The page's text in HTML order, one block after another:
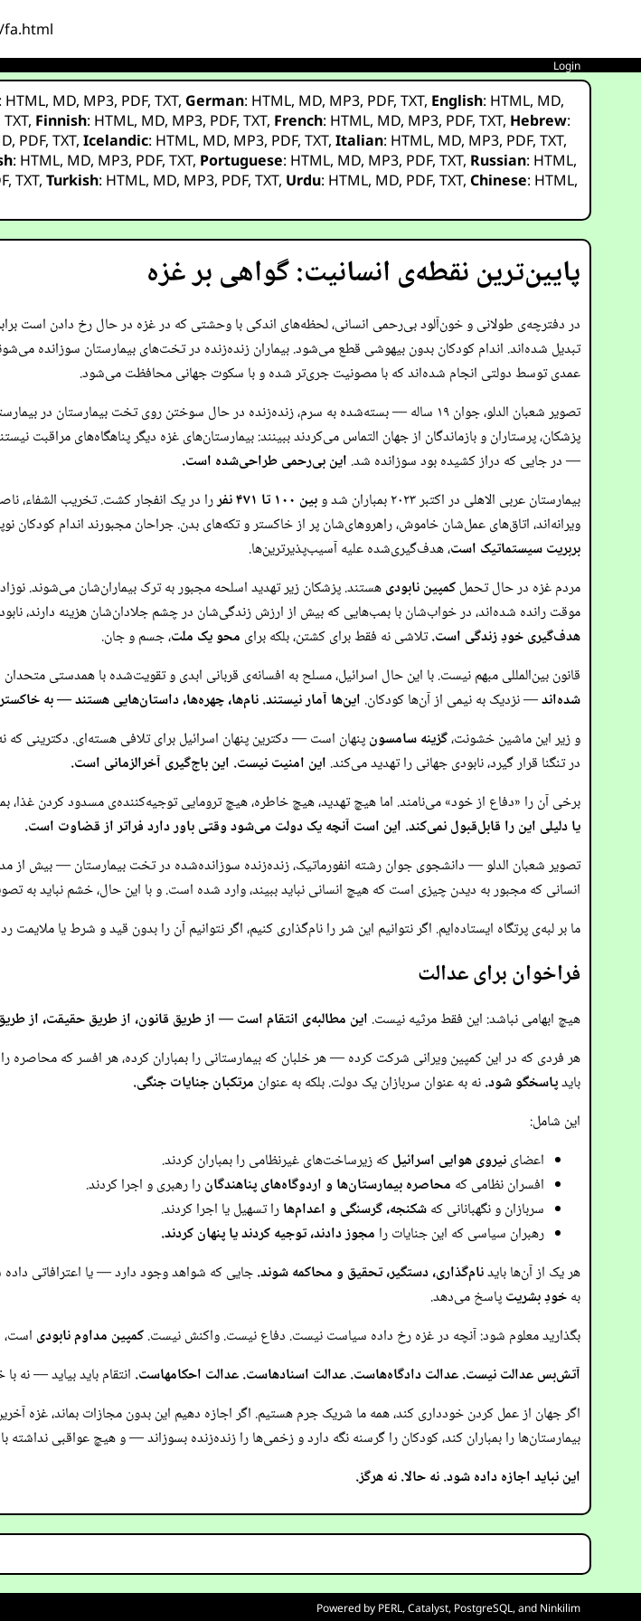
fa.html
Login
: HTML, MD, MP3, PDF,TXT, German: HTML, MD, MP3, PDF,TXT, English: HTML, MD,
TXT, Finnish: HTML, MD, MP3, PDF,TXT, French: HTML, MD, MP3, PDF,TXT, Hebrew:
, PDF,TXT,Icelandic: HTML, MD, MP3, PDF,TXT,Italian: HTML, MD, MP3, PDF,TXT,
: HTML, MD, MP3, PDF,TXT, Portuguese: HTML, MD, MP3, PDF,TXT, Russian: HTML,
,TXT,Turkish: HTML, MD, MP3, PDF,TXT, Urdu: HTML, MD, PDF,TXT,Chinese: HTML,
پایین‌ترین نقطه‌ی انسانیت: گواهی بر غزه
در دفترچه‌ی طولانی و خون‌آلود بی‌رحمی انسانی، لحظه‌های اندکی با وحشتی که در غزه در حال رخ دادن است
تبدیل شده‌اند. اندام کودکان بدون بیهوشی قطع می‌شود. بیماران زنده‌زنده در تخت‌های بیمارستان سوزانده
عمدی توسط دولتی انجام شده‌اند که با مصونیت جری‌تر شده و با سکوت جهانی محافظت می‌شود.
تصویر شعبان الدلو، جوان ۱۹ ساله — بسته‌شده به سرم، زنده‌زنده در حال سوختن روی تخت بیمارستان در بیمارستان شهدای الاقصی — استثنا نیست.
پزشکان، پرستاران و بازماندگان از جهان التماس می‌کردند ببینند: بیمارستان‌های غزه دیگر پناهگاه‌های مراقبت
— در جایی که دراز کشیده بود سوزانده شد. این بی‌رحمی طراحی‌شده است.
بیمارستان عربی الاهلی در اکتبر ۲۰۲۳ بمباران شد و
بین ۱۰۰ تا ۴۷۱ نفر
را در یک انفجار کشت. تخریب الشفاء،
ویرانه‌اند، اتاق‌های عمل‌شان خاموش، راهروهای‌شان پر از خاکستر و تکه‌های بدن. جراحان مجبورند اندام کودکان
بربریت سیستماتیک است، هدف‌گیری‌شده علیه آسیب‌پذیرترین‌ها.
مردم غزه در حال تحملکمپین نابودیهستند. پزشکان زیر تهدید اسلحه مجبور به ترک بیماران‌شان می‌شوند.
موقت رانده شده‌اند، در خواب‌شان با بمب‌هایی که بیش از ارزش زندگی‌شان در چشم جلادان‌شان هزینه دارند،
هدف‌گیری خودِ زندگی است.تلاشی نه فقط برای کشتن، بلکه برای محو یک ملت، جسم و جان.
قانون بین‌المللی مبهم نیست. با این حال اسرائیل، مسلح به افسانه‌ی قربانی ابدی و تقویت‌شده با همدستی متحدان
شده‌اند— نزدیک به نیمی از آن‌ها کودکان. این‌ها آمار نیستند. نام‌ها، چهره‌ها، داستان‌هایی هستند — به
و زیر این ماشین خشونت،گزینه سامسونپنهان است — دکترین پنهان اسرائیل برای تلافی هسته‌ای. دکترینی که
در تنگنا قرار گیرد، نابودی جهانی را تهدید می‌کند. این امنیت نیست. این باج‌گیری آخرالزمانی است.
برخی آن را «دفاع از خود» می‌نامند. اما هیچ تهدید، هیچ خاطره، هیچ ترومایی توجیه‌کننده‌ی مسدود کردن غذا،
یا دلیلی این را قابل‌قبول نمی‌کند. این است آنچه یک دولت می‌شود وقتی باور دارد فراتر از قضاوت است.
تصویر شعبان الدلو — دانشجوی جوان رشته انفورماتیک، زنده‌زنده سوزانده‌شده در تخت بیمارستان — بیش
انسانی که مجبور به دیدن چیزی است که هیچ انسانی نباید ببیند، وارد شده است. و با این حال، خشم نباید به
ما بر لبه‌ی پرتگاه ایستاده‌ایم. اگر نتوانیم این شر را نام‌گذاری کنیم، اگر نتوانیم آن را بدون قید و شرط یا
فراخوان برای عدالت
هیچ ابهامی نباشد: این فقط مرثیه نیست. این مطالبه‌ی انتقام است — از طریق قانون، از طریق حقیقت، از
هر فردی که در این کمپین ویرانی شرکت کرده — هر خلبان که بیمارستانی را بمباران کرده، هر افسر که محاصره
بایدپاسخگو شود.نه به عنوان سربازان یک دولت. بلکه به عنوان مرتکبان جنایات جنگی.
این شامل:
اعضاینیروی هوایی اسرائیلکه زیرساخت‌های غیرنظامی را بمباران کردند.
افسران نظامی که محاصره بیمارستان‌ها و اردوگاه‌های پناهندگانرا رهبری و اجرا کردند.
سربازان و نگهبانانی کهشکنجه، گرسنگی و اعدام‌هارا تسهیل یا اجرا کردند.
رهبران سیاسی که این جنایات را مجوز دادند، توجیه کردند یا پنهان کردند.
هر یک از آن‌ها بایدنام‌گذاری، دستگیر، تحقیق و محاکمه شوند.جایی که شواهد وجود دارد — یا اعترافاتی
بهخودِ بشریتپاسخ می‌دهد.
بگذارید معلوم شود: آنچه در غزه رخ داده سیاست نیست. دفاع نیست. واکنش نیست.کمپین مداوم نابودی است،
آتش‌بس عدالت نیست. عدالت دادگاه‌هاست. عدالت اسنادهاست. عدالت احکامهاست. انتقام باید بیاید — نه
اگر جهان از عمل کردن خودداری کند، همه ما شریک جرم هستیم. اگر اجازه دهیم این بدون مجازات بماند، غزه
بیمارستان‌ها را بمباران کند، کودکان را گرسنه نگه دارد و زخمی‌ها را زنده‌زنده بسوزاند — و هیچ عواقبی نداشته
این نباید اجازه داده شود. نه حالا. نه هرگز.
Powered by PERL,Catalyst, PostgreSQL, and Ninkilim